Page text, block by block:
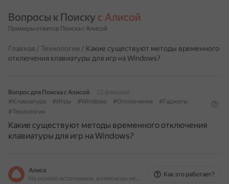
Вопросы к Поиску с Алисой
Примеры ответов Поиска с Алисой
Главная / Технологии / Какие существуют методы временного
отключения клавиатуры для игр на Windows?
Вопрос для Поиска с Алисой
22 февраля
#Клавиатура
#Игры #Windows #Отключение
#Гаджеты
#Технологии
Какие существуют методы временного отключения
клавиатуры для игр на Windows?
Алиса
На основе источников, возможны неточности
Как это работает?